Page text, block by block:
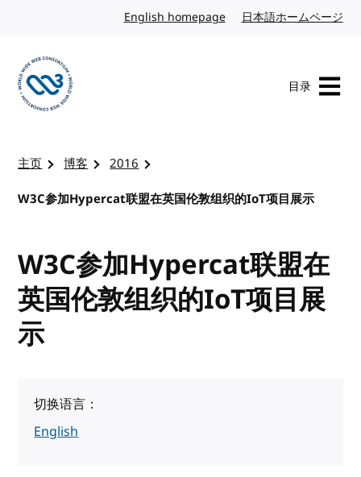
English homepage英文日本語ホームページ
目录
主页 博客
2016
W3C参加Hypercat联盟在英国伦敦组织的IoT项目展示
W3C参加Hypercat联盟在
英国伦敦组织的IoT项目展
示
切换语言：
English